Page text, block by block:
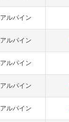
アルパイン
アルパイン
アルパイン
アルパイン
アルパイン